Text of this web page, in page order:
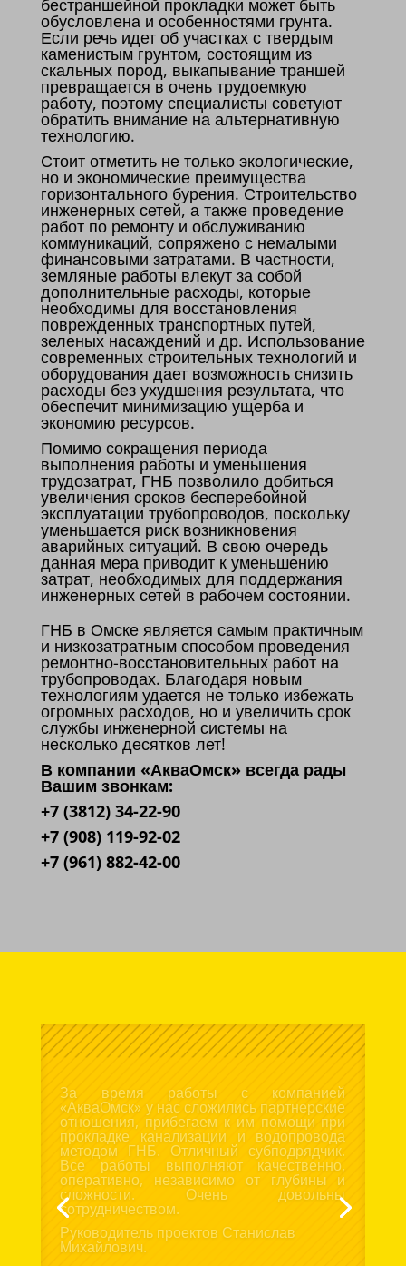
бестраншейной прокладки может быть
обусловлена и особенностями грунта.
Если речь идет об участках с твердым
каменистым грунтом, состоящим из
скальных пород, выкапывание траншей
превращается в очень трудоемкую
работу, поэтому специалисты советуют
обратить внимание на альтернативную
технологию.
Стоит отметить не только экологические,
но и экономические преимущества
горизонтального бурения. Строительство
инженерных сетей, а также проведение
работ по ремонту и обслуживанию
коммуникаций, сопряжено с немалыми
финансовыми затратами. В частности,
земляные работы влекут за собой
дополнительные расходы, которые
необходимы для восстановления
поврежденных транспортных путей,
зеленых насаждений и др. Использование
современных строительных технологий и
оборудования дает возможность снизить
расходы без ухудшения результата, что
обеспечит минимизацию ущерба и
экономию ресурсов.
Помимо сокращения периода
выполнения работы и уменьшения
трудозатрат, ГНБ позволило добиться
увеличения сроков бесперебойной
эксплуатации трубопроводов, поскольку
уменьшается риск возникновения
аварийных ситуаций. В свою очередь
данная мера приводит к уменьшению
затрат, необходимых для поддержания
инженерных сетей в рабочем состоянии.
ГНБ в Омске является самым практичным
и низкозатратным способом проведения
ремонтно-восстановительных работ на
трубопроводах. Благодаря новым
технологиям удается не только избежать
огромных расходов, но и увеличить срок
службы инженерной системы на
несколько десятков лет!
В компании «АкваОмск» всегда рады
Вашим звонкам:
+7 (3812) 34-22-90
+7 (908) 119-92-02
+7 (961) 882-42-00
Выражаю благодарность за отличную
организацию и проведение прокладки
трубопровода методом гнб. Не смотря на
то, что работы проводились ранней
весной, специалисты «АкваОмск»
провели все работы без единой
претензии к ним. Рады сотрудничеству с
такой ответственной организацией.
Рекомендую друзьям и знакомым.